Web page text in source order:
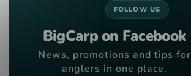
FOLLOW US
BigCarp on Facebook
News, promotions and tips for
anglers in one place.